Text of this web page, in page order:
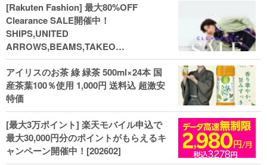
[Rakuten Fashion] 最大80%OFF
Clearance SALE開催中！
SHIPS,UNITED
ARROWS,BEAMS,TAKEO
KIKUCHI,COACH,MICHAEL KORSなど
(202602)
アイリスのお茶 綠 緑茶 500ml×24本 国
産茶葉100％使用 1,000円 送料込 超激安
特価
[最大3万ポイント] 楽天モバイル申込で
最大30,000円分のポイントがもらえるキ
ャンペーン開催中！[202602]